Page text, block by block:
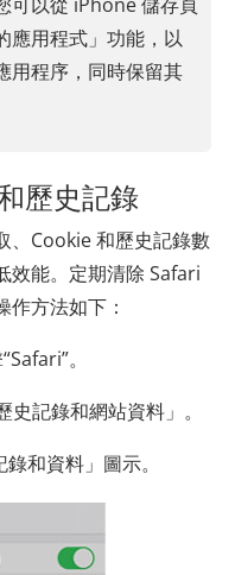
應用程式」功能，以
用程序，同時保留其
歷史記錄
、Cookie 和歷史記錄數
效能。定期清除 Safari
方法如下：
。
記錄和網站資料」。
和資料」圖示。